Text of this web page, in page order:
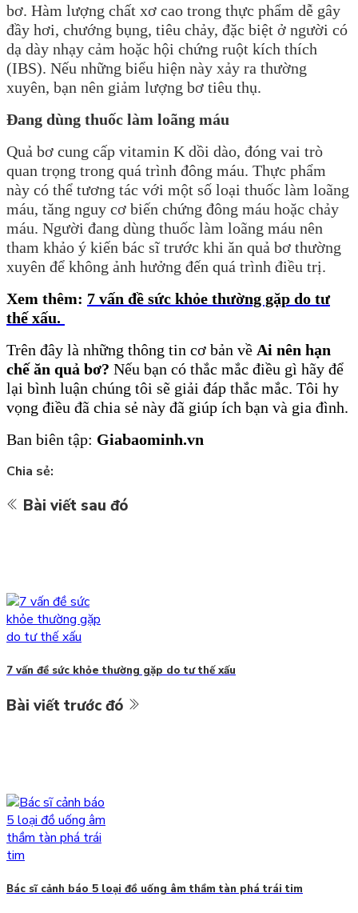
bơ. Hàm lượng chất xơ cao trong thực phẩm dễ gây
đầy hơi, chướng bụng, tiêu chảy, đặc biệt ở người có
dạ dày nhạy cảm hoặc hội chứng ruột kích thích
(IBS). Nếu những biểu hiện này xảy ra thường
xuyên, bạn nên giảm lượng bơ tiêu thụ.
Đang dùng thuốc làm loãng máu
Quả bơ cung cấp vitamin K dồi dào, đóng vai trò
quan trọng trong quá trình đông máu. Thực phẩm
này có thể tương tác với một số loại thuốc làm loãng
máu, tăng nguy cơ biến chứng đông máu hoặc chảy
máu. Người đang dùng thuốc làm loãng máu nên
tham khảo ý kiến bác sĩ trước khi ăn quả bơ thường
xuyên để không ảnh hưởng đến quá trình điều trị.
Xem thêm: 7 vấn đề sức khỏe thường gặp do tư
thế xấu.
Trên đây là những thông tin cơ bản về Ai nên hạn
chế ăn quả bơ? Nếu bạn có thắc mắc điều gì hãy để
lại bình luận chúng tôi sẽ giải đáp thắc mắc. Tôi hy
vọng điều đã chia sẻ này đã giúp ích bạn và gia đình.
Ban biên tập: Giabaominh.vn
Chia sẻ:
Bài viết sau đó
7 vấn đề sức khỏe thường gặp do tư thế xấu
Bài viết trước đó
Bác sĩ cảnh báo 5 loại đồ uống âm thầm tàn phá trái tim